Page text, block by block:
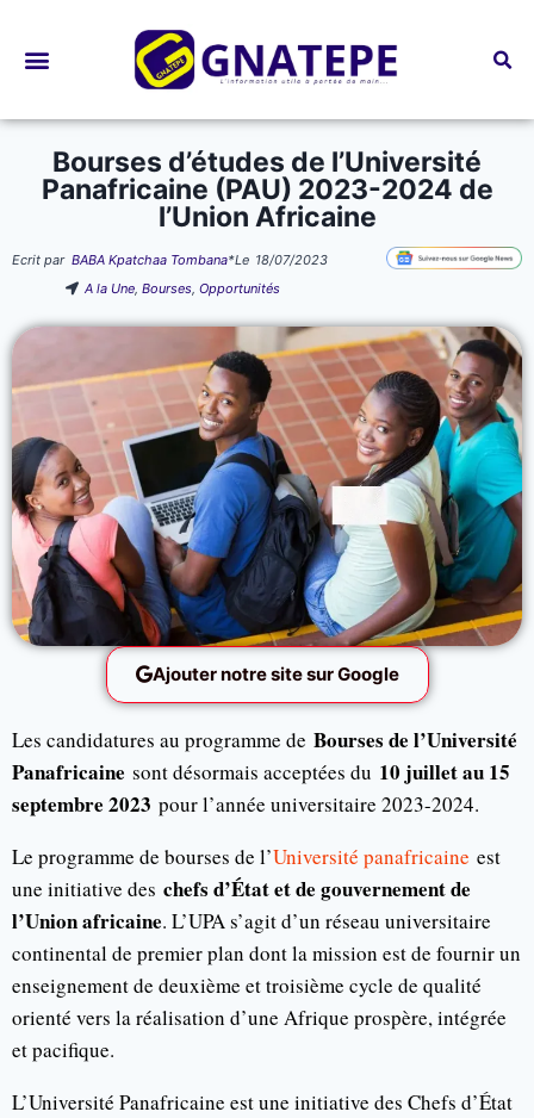
Bourses d’études de l’Université
Panafricaine (PAU) 2023-2024 de
l’Union Africaine
Ecrit par BABA Kpatchaa Tombana*Le 18/07/2023
A la Une,Bourses,Opportunités
Ajouter notre site sur Google
Les candidatures au programme de Bourses de l’Université
Panafricaine sont désormais acceptées du 10 juillet au 15
septembre 2023 pour l’année universitaire 2023-2024.
Le programme de bourses de l’Université panafricaine est
une initiative des chefs d’État et de gouvernement de
l’Union africaine. L’UPA s’agit d’un réseau universitaire
continental de premier plan dont la mission est de fournir un
enseignement de deuxième et troisième cycle de qualité
orienté vers la réalisation d’une Afrique prospère, intégrée
et pacifique.
L’Université Panafricaine est une initiative des Chefs d’État